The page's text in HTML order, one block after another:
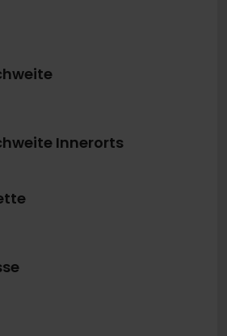
Innerorts